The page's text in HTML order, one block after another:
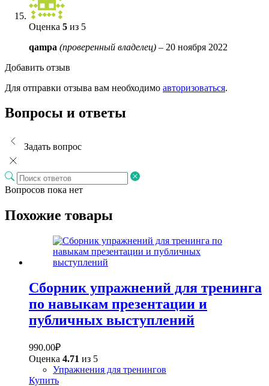
Оценка 5 из 5
qampa (проверенный владелец) – 20 ноября 2022
Добавить отзыв
Для отправки отзыва вам необходимо авторизоваться.
Вопросы и ответы
Задать вопрос
Вопросов пока нет
Похожие товары
Сборник упражнений для тренинга
по навыкам презентации и
публичных выступлений
990.00₽
Оценка 4.71 из 5
Упражнения для тренингов
Купить